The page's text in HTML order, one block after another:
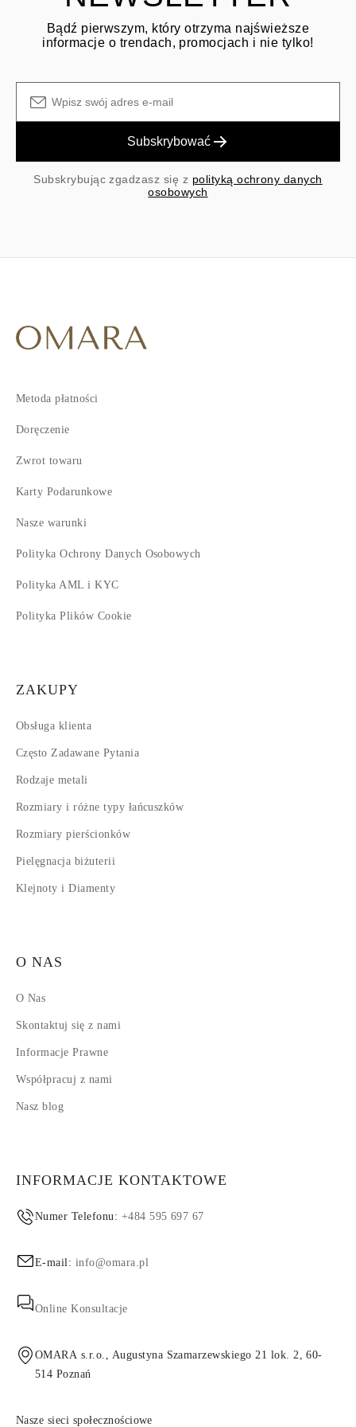
Bądź pierwszym, który otrzyma najświeższe
informacje o trendach, promocjach i nie tylko!
Subskrybować
Subskrybując zgadzasz się z polityką ochrony danych
osobowych
Metoda płatności
Doręczenie
Zwrot towaru
Karty Podarunkowe
Nasze warunki
Polityka Ochrony Danych Osobowych
Polityka AML i KYC
Polityka Plików Cookie
ZAKUPY
Obsługa klienta
Często Zadawane Pytania
Rodzaje metali
Rozmiary i różne typy łańcuszków
Rozmiary pierścionków
Pielęgnacja biżuterii
Klejnoty i Diamenty
O NAS
O Nas
Skontaktuj się z nami
Informacje Prawne
Współpracuj z nami
Nasz blog
INFORMACJE KONTAKTOWE
Numer Telefonu: +484 595 697 67
E-mail: info@omara.pl
Online Konsultacje
OMARA s.r.o., Augustyna Szamarzewskiego 21 lok. 2, 60-
514 Poznań
Nasze sieci społecznościowe